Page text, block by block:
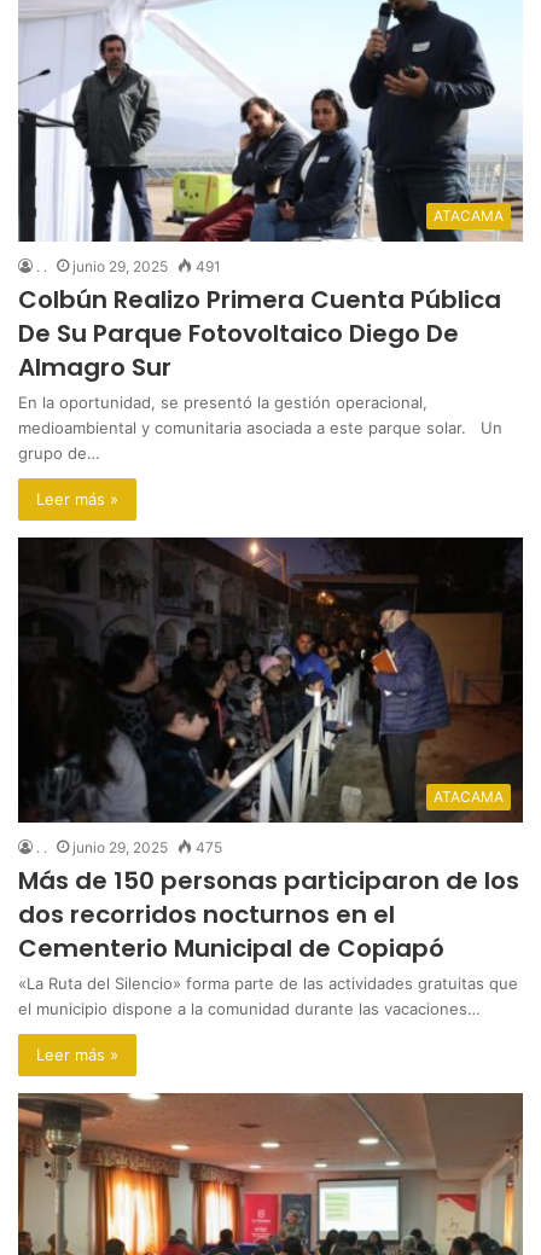
ATACAMA
. . junio 29, 2025 491
Colbún Realizo Primera Cuenta Pública
De Su Parque Fotovoltaico Diego De
Almagro Sur
En la oportunidad, se presentó la gestión operacional,
medioambiental y comunitaria asociada a este parque solar. Un
grupo de…
Leer más »
ATACAMA
. . junio 29, 2025 475
Más de 150 personas participaron de los
dos recorridos nocturnos en el
Cementerio Municipal de Copiapó
«La Ruta del Silencio» forma parte de las actividades gratuitas que
el municipio dispone a la comunidad durante las vacaciones…
Leer más »